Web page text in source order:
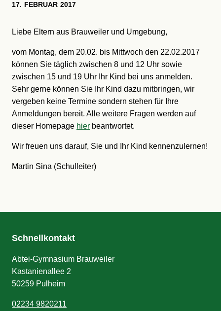
17. FEBRUAR 2017
Liebe Eltern aus Brauweiler und Umgebung,
vom Montag, dem 20.02. bis Mittwoch den 22.02.2017
können Sie täglich zwischen 8 und 12 Uhr sowie
zwischen 15 und 19 Uhr Ihr Kind bei uns anmelden.
Sehr gerne können Sie Ihr Kind dazu mitbringen, wir
vergeben keine Termine sondern stehen für Ihre
Anmeldungen bereit. Alle weitere Fragen werden auf
dieser Homepage hier beantwortet.
Wir freuen uns darauf, Sie und Ihr Kind kennenzulernen!
Martin Sina (Schulleiter)
Schnellkontakt
Abtei-Gymnasium Brauweiler
Kastanienallee 2
50259 Pulheim
02234 9820211